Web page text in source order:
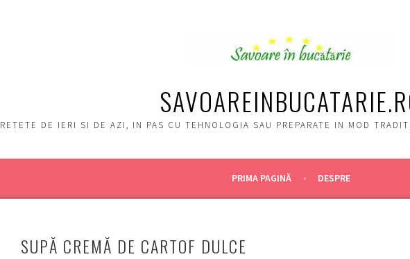
RETETE DE IERI SI DE AZI, IN PAS CU TEHNOLOGIA SAU PREPARATE IN MOD
PRIMA PAGINĂ DESPRE
SUPĂ CREMĂ DE CARTOF DULCE